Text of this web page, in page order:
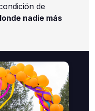
de
nadie más